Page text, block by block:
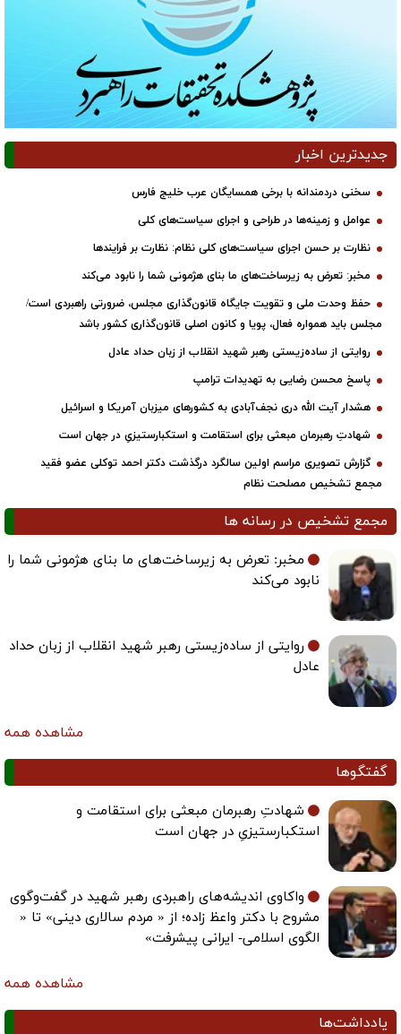
جدیدترین اخبار
سخنی دردمندانه با برخی همسایگان عرب خلیج فارس
عوامل و زمینه‌ها در طراحی و اجرای سیاست‌های کلی
نظارت بر حسن اجرای سیاست‌های کلی نظام: نظارت بر فرایندها
مخبر: تعرض به زیرساخت‌های ما بنای هژمونی شما را نابود می‌کند
حفظ وحدت ملی و تقویت جایگاه قانون‌گذاری مجلس، ضرورتی راهبردی است/
مجلس باید همواره فعال، پویا و کانون اصلی قانون‌گذاری کشور باشد
روایتی از ساده‌زیستی رهبر شهید انقلاب از زبان حداد عادل
پاسخ محسن رضایی به تهدیدات ترامپ
هشدار آیت الله دری نجف‌آبادی به کشورهای میزبان آمریکا و اسرائیل
شهادتِ رهبرمان مبعثی برای استقامت و استکبارستیزیِ در جهان است
گزارش تصویری مراسم اولین سالگرد درگذشت دکتر احمد توکلی عضو فقید
مجمع تشخیص مصلحت نظام
مجمع تشخیص در رسانه ها
مخبر: تعرض به زیرساخت‌های ما بنای هژمونی شما را
نابود می‌کند
روایتی از ساده‌زیستی رهبر شهید انقلاب از زبان حداد
عادل
مشاهده همه
گفتگوها
شهادتِ رهبرمان مبعثی برای استقامت و
استکبارستیزیِ در جهان است
واکاوی اندیشه‌های راهبردی رهبر شهید در گفت‌وگوی
مشروح با دکتر واعظ زاده؛ از « مردم سالاری دینی» تا «
الگوی اسلامی- ایرانی پیشرفت»
مشاهده همه
یادداشت‌ها